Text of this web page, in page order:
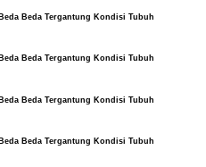
Beda Tergantung Kondisi Tubuh
Beda Tergantung Kondisi Tubuh
Beda Tergantung Kondisi Tubuh
Beda Tergantung Kondisi Tubuh